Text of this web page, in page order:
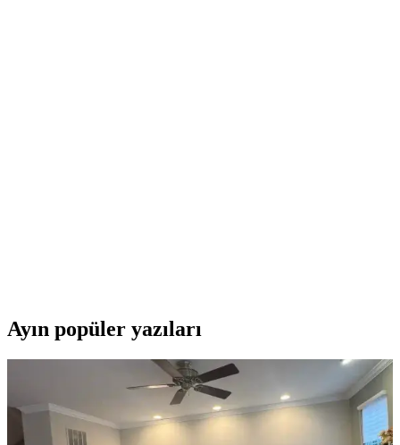
Ayın popüler yazıları